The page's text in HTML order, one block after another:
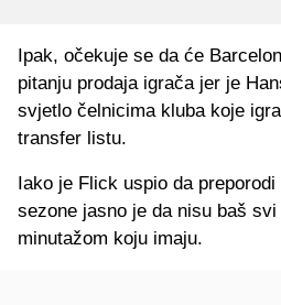
Ipak, očekuje se da će
pitanju prodaja igrača jer je
svjetlo čelnicima kluba koje
transfer listu.
Iako je Flick uspio da
sezone jasno je da nisu baš
minutažom koju imaju.